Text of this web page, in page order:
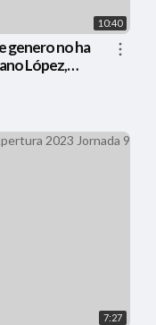
10:40
genero no ha
López,
7:27